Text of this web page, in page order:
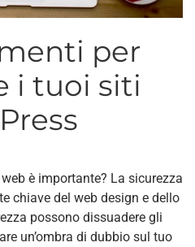
per
i tuoi siti
è importante? La sicurezza
chiave del web design e dello
possono dissuadere gli
un’ombra di dubbio sul tuo